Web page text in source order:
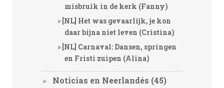
misbruik in de kerk (Fanny)
[NL] Het was gevaarlijk, je kon
daar bijna niet leven (Cristina)
[NL] Carnaval: Dansen, springen
en Fristi zuipen (Alina)
► Noticias en Neerlandés (45)